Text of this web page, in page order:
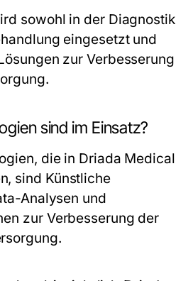
sowohl in der Diagnostik
eingesetzt und
zur Verbesserung
sind im Einsatz?
die in Driada Medical
sind Künstliche
Analysen und
zur Verbesserung der